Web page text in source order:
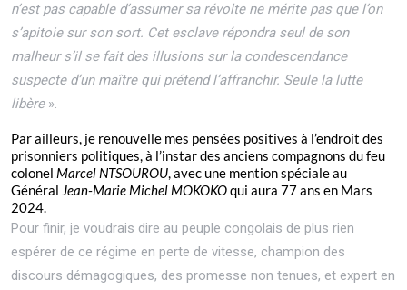
n’est pas capable d’assumer sa révolte ne mérite pas que l’on
s’apitoie sur son sort. Cet esclave répondra seul de son
malheur s’il se fait des illusions sur la condescendance
suspecte d’un maître qui prétend l’affranchir. Seule la lutte
libère ».
Par ailleurs, je renouvelle mes pensées positives à l’endroit des
prisonniers politiques, à l’instar des anciens compagnons du feu
colonel Marcel NTSOUROU, avec une mention spéciale au
Général Jean-Marie Michel MOKOKOqui aura 77 ans en Mars
2024.
Pour finir, je voudrais dire au peuple congolais de plus rien
espérer de ce régime en perte de vitesse, champion des
discours démagogiques, des promesse non tenues, et expert en